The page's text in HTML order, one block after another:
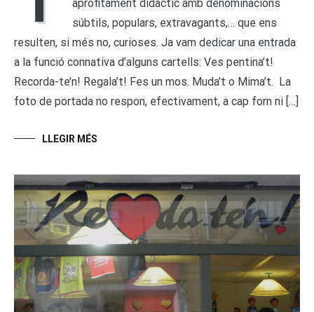
aprofitament didàctic amb denominacions
súbtils, populars, extravagants,… que ens
resulten, si més no, curioses. Ja vam dedicar una entrada
a la funció connativa d’alguns cartells: Ves pentina’t!
Recorda-te’n! Regala’t! Fes un mos. Muda’t o Mima’t. La
foto de portada no respon, efectivament, a cap forn ni […]
LLEGIR MÉS